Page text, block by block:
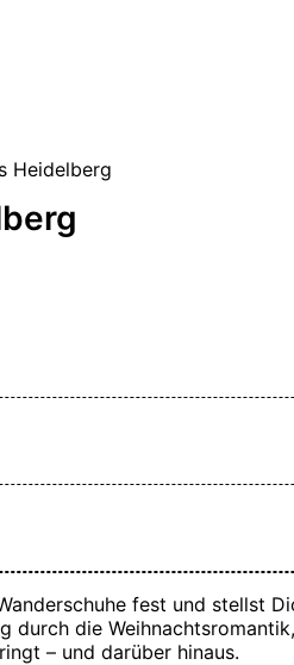
Heidelberg
fest und stellst
durch die
– und darüber hinaus.